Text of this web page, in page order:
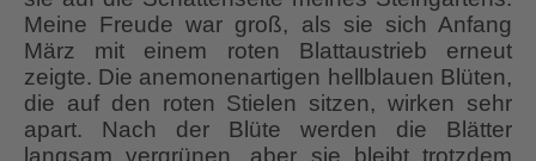
Meine Freude war groß, als sie sich Anfang
März mit einem roten Blattaustrieb erneut
zeigte. Die anemonenartigen hellblauen Blüten,
die auf den roten Stielen sitzen, wirken sehr
apart. Nach der Blüte werden die Blätter